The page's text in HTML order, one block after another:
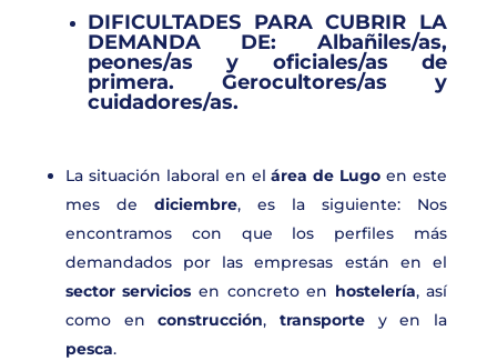
DIFICULTADES PARA CUBRIR LA
DEMANDA DE:Albañiles/as,
peones/as y oficiales/as de
primera. Gerocultores/as y
cuidadores/as.
La situación laboral en elárea de Lugo en este
mes de diciembre, es la siguiente: Nos
encontramos con que los perfiles más
demandados por las empresas están en el
sector servicios en concreto en hostelería, así
como enconstrucción, transporte y en la
pesca.